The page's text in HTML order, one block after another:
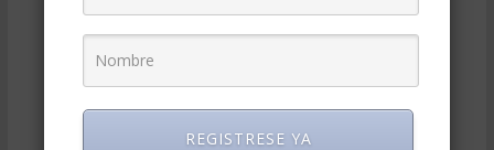
Gobierno Corporativo(11)
Marketing(988)
Marketing Digital(247)
REGISTRESE YA